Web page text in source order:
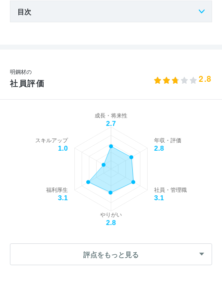
目次
明鋼材の
社員評価 2.8
成長・将来性
2.7
年収・評価
2.8
社員・管理職
3.1
やりがい
2.8
福利厚生
3.1
スキルアップ
1.0
評点をもっと見る